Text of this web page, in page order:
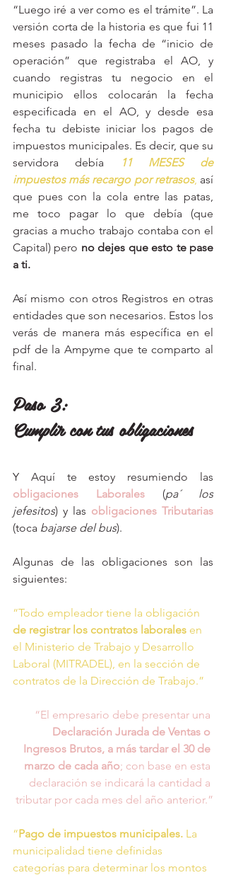
“Luego iré a ver como es el trámite”. La
versión corta de la historia es que fui 11
meses pasado la fecha de “inicio de
operación” que registraba el AO, y
cuando registras tu negocio en el
municipio ellos colocarán la fecha
especificada en el AO, y desde esa
fecha tu debiste iniciar los pagos de
impuestos municipales. Es decir, que su
servidora debía
11 MESES de
impuestos más recargo por retrasos, así
que pues con la cola entre las patas,
me toco pagar lo que debía (que
gracias a mucho trabajo contaba con el
Capital) pero no dejes que esto te pase
a ti.
Así mismo con otros Registros en otras
entidades que son necesarios. Estos los
verás de manera más específica en el
pdf de la Ampyme que te comparto al
final.
Paso 3:
Cumplir con tus obligaciones
obligaciones Laborales (pa´ los
jefesitos) y las obligaciones Tributarias
(toca bajarse del bus).
Algunas de las obligaciones son las
siguientes:
“Todo empleador tiene la obligación
de registrar los contratos laborales en
el Ministerio de Trabajo y Desarrollo
Laboral (MITRADEL), en la sección de
contratos de la Dirección de Trabajo.”
“El empresario debe presentar una
Declaración Jurada de Ventas o
Ingresos Brutos, a más tardar el 30 de
marzo de cada año; con base en esta
declaración se indicará la cantidad a
tributar por cada mes del año anterior.”
“Pago de impuestos municipales. La
municipalidad tiene definidas
categorías para determinar los montos